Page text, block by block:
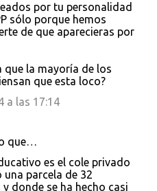
por tu personalidad
sólo porque hemos
de que aparecieras por
que la mayoría de los
que esta loco?
a las 17:14
que…
es el cole privado
una parcela de 32
donde se ha hecho casi